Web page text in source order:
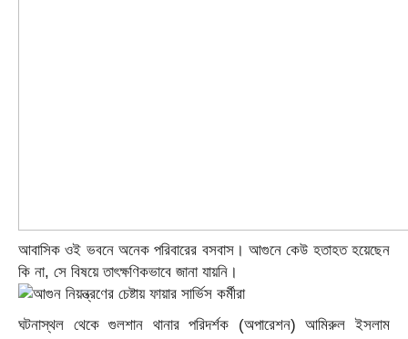
আবাসিক ওই ভবনে অনেক পরিবারের বসবাস। আগুনে কেউ হতাহত হয়েছেন
কি না, সে বিষয়ে তাৎক্ষণিকভাবে জানা যায়নি।
ঘটনাস্থল থেকে গুলশান থানার পরিদর্শক (অপারেশন) আমিরুল ইসলাম